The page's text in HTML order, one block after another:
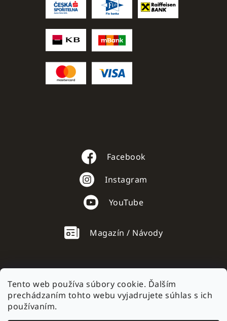
Tento web používa súbory cookie. Ďalším
prechádzaním tohto webu vyjadrujete súhlas s ich
používaním.
Facebook
Instagram
YouTube
Magazín / Návody
AC mobile.cz